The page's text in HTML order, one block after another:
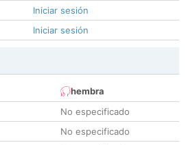
Iniciar sesión
Iniciar sesión
hembra
No especificado
No especificado